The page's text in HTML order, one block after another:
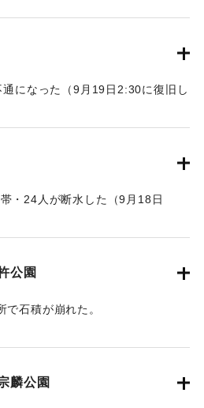
になった（9月19日2:30に復旧し
・24人が断水した（9月18日
公園
石積が崩れた。
麟公園